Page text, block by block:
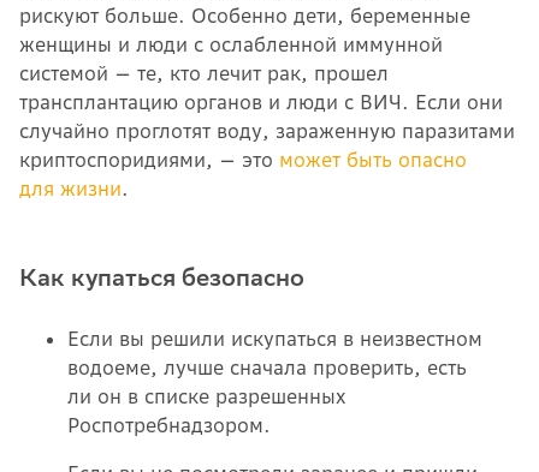
рискуют больше. Особенно дети, беременные
женщины и люди с ослабленной иммунной
системой — те, кто лечит рак, прошел
трансплантацию органов и люди с ВИЧ. Если они
случайно проглотят воду, зараженную паразитами
криптоспоридиями, — это может быть опасно
для жизни.
Как купаться безопасно
Если вы решили искупаться в неизвестном
водоеме, лучше сначала проверить, есть
ли он в списке разрешенных
Роспотребнадзором.